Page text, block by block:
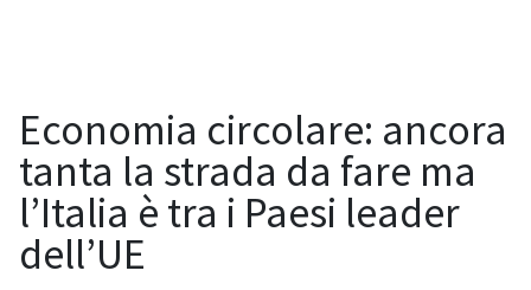
Economia circolare: ancora
tanta la strada da fare ma
l’Italia è tra i Paesi leader
dell’UE